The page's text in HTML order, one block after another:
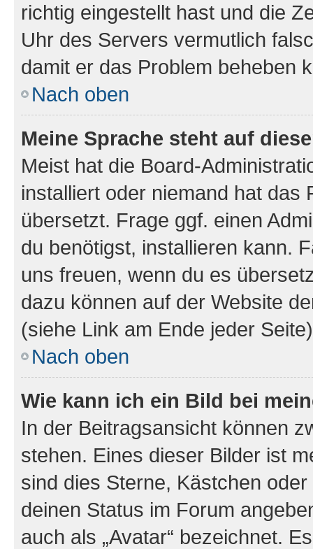
richtig eingestellt hast und die
Uhr des Servers vermutlich
damit er das Problem beheben
Nach oben
Meine Sprache steht auf
Meist hat die Board-
installiert oder niemand hat das
übersetzt. Frage ggf. einen
du benötigst, installieren kann.
uns freuen, wenn du es
dazu können auf der Website
(siehe Link am Ende jeder
Nach oben
Wie kann ich ein Bild bei
In der Beitragsansicht können
stehen. Eines dieser Bilder ist
sind dies Sterne, Kästchen
deinen Status im Forum
auch als „Avatar“ bezeichnet.